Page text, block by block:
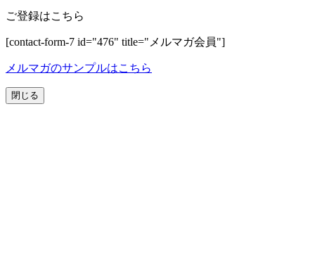
ご登録はこちら
[contact-form-7 id="476" title="メルマガ会員"]
メルマガのサンプルはこちら
閉じる